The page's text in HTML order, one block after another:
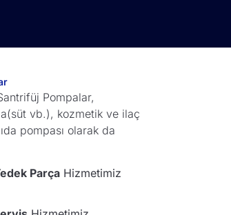
Pompalar,
vb.), kozmetik ve ilaç
pompası olarak da
Parça Hizmetimiz